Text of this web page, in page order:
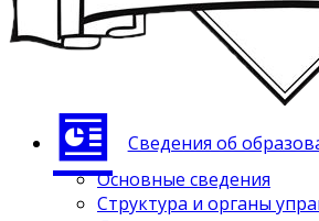
Сведения об
Основные сведения
Структура и органы